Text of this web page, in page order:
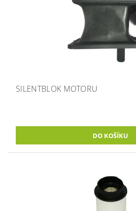
SILENTBLOK MOTORU